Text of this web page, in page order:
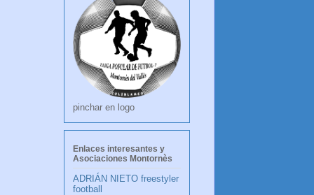
pinchar en logo
Enlaces interesantes y
Asociaciones Montornès
ADRIÁN NIETO freestyler
football